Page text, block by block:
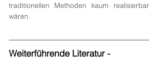
traditionellen Methoden kaum realisierbar
wären.
Weiterführende Literatur -